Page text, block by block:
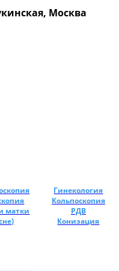
Москва
матки
Гинекология
Кольпоскопия
РДВ
Конизация